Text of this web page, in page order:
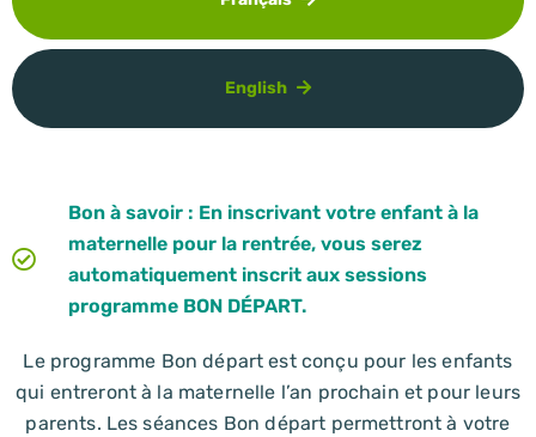
English
Bon à savoir : En inscrivant votre enfant à la
maternelle pour la rentrée, vous serez
automatiquement inscrit aux sessions
programme BON DÉPART.
Le programme Bon départ est conçu pour les enfants
qui entreront à la maternelle l’an prochain et pour leurs
parents. Les séances Bon départ permettront à votre